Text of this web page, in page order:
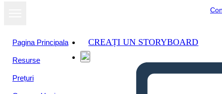
Pagina Principala
Resurse
Prețuri
CREAȚI UN STORYBOARD